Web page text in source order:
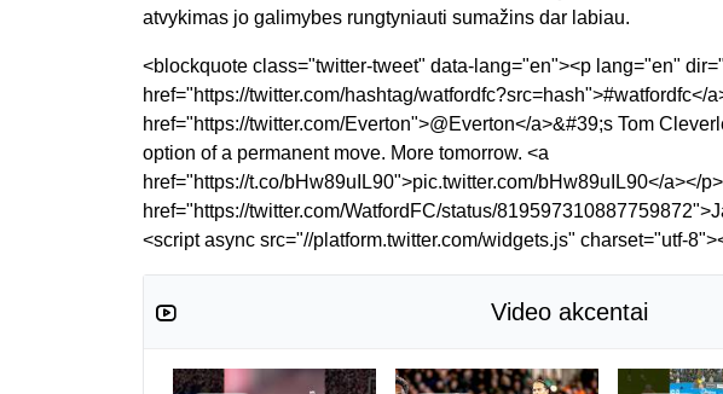
atvykimas jo galimybes rungtyniauti sumažins dar labiau.
<blockquote class="twitter-tweet" data-lang="en"><p lang="en"
href="https://twitter.com/hashtag/watfordfc?src=hash">#watfordfc</
href="https://twitter.com/Everton">@Everton</a>&#39;s Tom
option of a permanent move. More tomorrow. <a
href="https://t.co/bHw89uIL90">pic.twitter.com/bHw89uIL90</a></
href="https://twitter.com/WatfordFC/status/
<script async src="//platform.twitter.com/widgets.js" charset="utf-
Video akcentai